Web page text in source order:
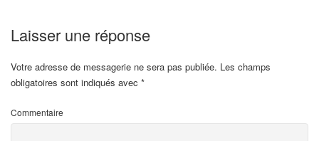
Laisser une réponse
Votre adresse de messagerie ne sera pas publiée. Les champs
obligatoires sont indiqués avec *
Commentaire